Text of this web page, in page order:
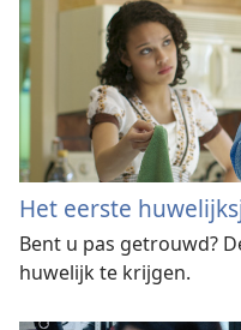
Het eerste
Bent u pas getrouwd?
huwelijk te krijgen.